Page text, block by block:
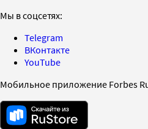
Мы в соцсетях:
Telegram
ВКонтакте
YouTube
Мобильное приложение Forbes